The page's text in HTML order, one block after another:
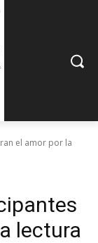
el amor por la
lectura